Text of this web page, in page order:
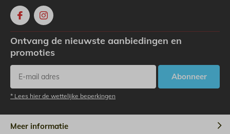
Ontvang de nieuwste aanbiedingen en
promoties
Abonneer
* Lees hier de wettelijke beperkingen
Meer informatie